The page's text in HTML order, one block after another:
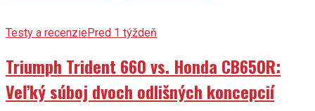
Testy a recenziePred 1 týždeň
Triumph Trident 660 vs. Honda CB650R:
Veľký súboj dvoch odlišných koncepcií